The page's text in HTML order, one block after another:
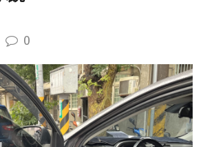
0